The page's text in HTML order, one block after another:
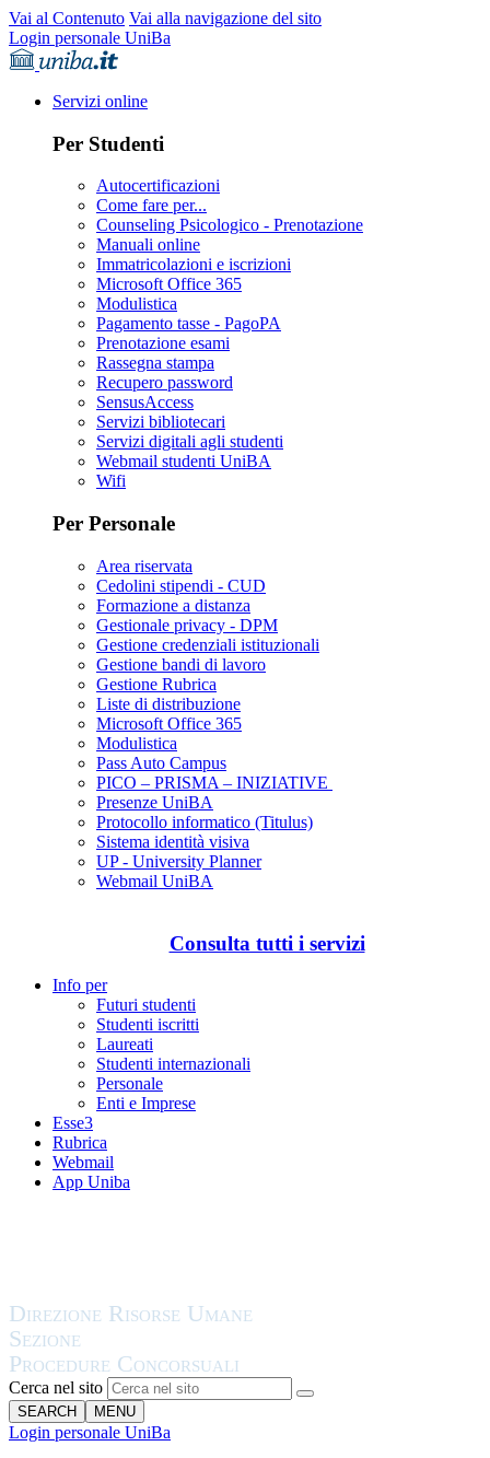
Vai al Contenuto Vai alla navigazione del sito
Login personale UniBa
Servizi online
Per Studenti
Autocertificazioni
Come fare per...
Counseling Psicologico - Prenotazione
Manuali online
Immatricolazioni e iscrizioni
Microsoft Office 365
Modulistica
Pagamento tasse - PagoPA
Prenotazione esami
Rassegna stampa
Recupero password
SensusAccess
Servizi bibliotecari
Servizi digitali agli studenti
Webmail studenti UniBA
Wifi
Per Personale
Area riservata
Cedolini stipendi - CUD
Formazione a distanza
Gestionale privacy - DPM
Gestione credenziali istituzionali
Gestione bandi di lavoro
Gestione Rubrica
Liste di distribuzione
Microsoft Office 365
Modulistica
Pass Auto Campus
PICO – PRISMA – INIZIATIVE
Presenze UniBA
Protocollo informatico (Titulus)
Sistema identità visiva
UP - University Planner
Webmail UniBA
Consulta tutti i servizi
Info per
Futuri studenti
Studenti iscritti
Laureati
Studenti internazionali
Personale
Enti e Imprese
Esse3
Rubrica
Webmail
App Uniba
Cerca nel sito
SEARCH MENU
Login personale UniBa